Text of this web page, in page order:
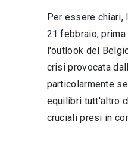
Per essere chiari,
21 febbraio,
l'outlook del
crisi provocata
particolarmente
equilibri tutt'altro
cruciali presi in